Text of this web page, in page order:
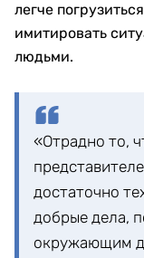
легче
имитировать
людьми.
«Отрадно то,
достаточно
добрые дела,
окружающим